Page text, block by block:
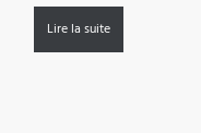
Lire la suite